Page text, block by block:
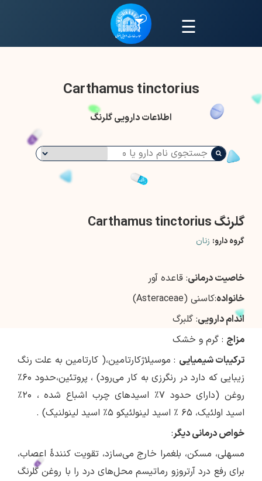
☰
Carthamus tinctorius
اطلاعات دارویی گلرنگ
گلرنگ Carthamus tinctorius
گروه دارو: زنان
خاصيت درمانی: قاعده آور
خانواده:کاسنی (Asteraceae)
اندام دارويی: گلبرگ
مزاج : گرم و خشک
تركيبات شيميايی : موسيلاژکارتامین،( کارتامین به علت رنگ
زیبایی که دارد در رنگرزی به کار می‌رود) ، پروتئین،حدود ۶۰٪
روغن (دارای حدود ۷٪ اسیدهای چرب اشباع شده ، ۲۰٪
اسید اولئیک، ۶۵ ٪ اسید لینولئیکو ۵٪ اسید لینولنیک) .
خواص درمانی ديگر:
مسهلی، مسکن، بلغمرا خارج می‌سازد، تقویت کنندهٔ اعصاب،
برای رفع درد آرتروزو رماتیسم محل‌های درد را با روغن گلرنگ